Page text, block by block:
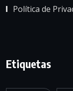
Política de
Etiquetas